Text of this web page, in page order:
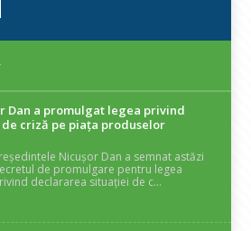
Dan a promulgat legea privind
criză pe piaţa produselor
Nicușor Dan a semnat astăzi
de promulgare pentru legea
declararea situației de c...